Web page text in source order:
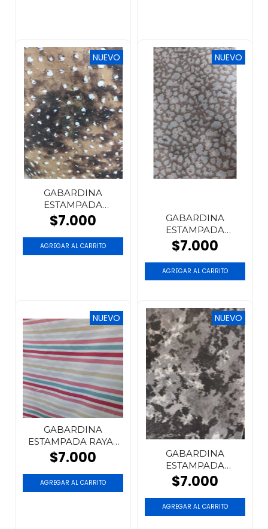
NUEVO
GABARDINA
ESTAMPADA
ANIMAL PRINT
BAMBI
$7.000
NUEVO
GABARDINA
ESTAMPADA
ANIMAL PRINT
$7.000
NUEVO
GABARDINA
ESTAMPADA RAYAS
MULTICOLOR
$7.000
NUEVO
GABARDINA
ESTAMPADA
CAMUFLADO
$7.000